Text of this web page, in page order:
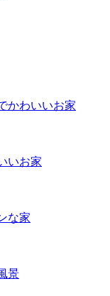
かわいいお家
いお家
な家
景